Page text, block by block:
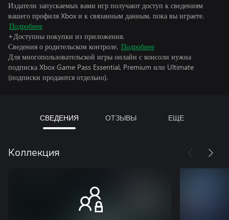
Издатели запускаемых вами игр получают доступ к сведениям
вашего профиля Xbox и к связанным данным, пока вы играете.
Подробнее
+Доступны покупки из приложения.
Сведения о родительском контроле. Подробнее
Для многопользовательской игры онлайн с консоли нужна
подписка Xbox Game Pass Essential, Premium или Ultimate
(подписки продаются отдельно).
СВЕДЕНИЯ ОТЗЫВЫ ЕЩЕ
Коллекция